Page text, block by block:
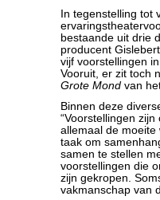
In tegenstelling tot
bestaande uit drie
producent
vijf voorstellingen
Vooruit, er zit toch
Grote Mond van
Binnen deze
“Voorstellingen
allemaal de
taak om
samen te stellen
voorstellingen die
zijn gekropen.
vakmanschap van